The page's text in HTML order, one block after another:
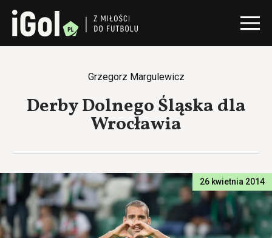
Grzegorz Margulewicz
Derby Dolnego Śląska dla
Wrocławia
26 kwietnia 2014